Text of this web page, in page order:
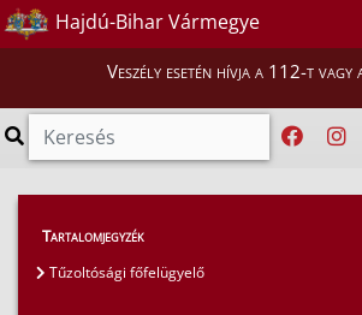
Hajdú-Bihar Vármegye
Veszély esetén hívja a 112-t
Magunkról
Gazdasági Igazgatósághelyettes
Tartalomjegyzék
Tűzoltósági főfelügyelő